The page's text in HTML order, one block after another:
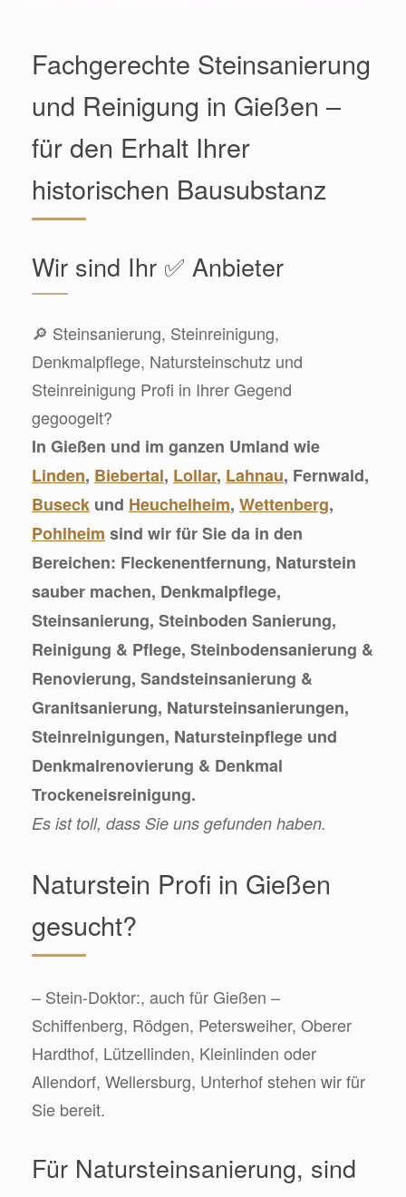
Fachgerechte Steinsanierung
und Reinigung in Gießen –
für den Erhalt Ihrer
historischen Bausubstanz
Wir sind Ihr ✅ Anbieter
🔎 Steinsanierung, Steinreinigung,
Denkmalpflege, Natursteinschutz und
Steinreinigung Profi in Ihrer Gegend
gegoogelt?
In Gießen und im ganzen Umland wie
Linden, Biebertal, Lollar, Lahnau, Fernwald,
Buseck und Heuchelheim, Wettenberg,
Pohlheim sind wir für Sie da in den
Bereichen: Fleckenentfernung, Naturstein
sauber machen, Denkmalpflege,
Steinsanierung, Steinboden Sanierung,
Reinigung & Pflege, Steinbodensanierung &
Renovierung, Sandsteinsanierung &
Granitsanierung, Natursteinsanierungen,
Steinreinigungen, Natursteinpflege und
Denkmalrenovierung & Denkmal
Trockeneisreinigung.
Es ist toll, dass Sie uns gefunden haben.
Naturstein Profi in Gießen
gesucht?
– Stein-Doktor:, auch für Gießen –
Schiffenberg, Rödgen, Petersweiher, Oberer
Hardthof, Lützellinden, Kleinlinden oder
Allendorf, Wellersburg, Unterhof stehen wir für
Sie bereit.
Für Natursteinsanierung, sind